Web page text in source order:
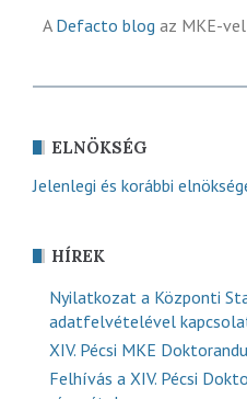
A Defacto blog az MKE-
ELNÖKSÉG
Jelenlegi és korábbi
HÍREK
Nyilatkozat a Központi
adatfelvételével
XIV. Pécsi MKE
Felhívás a XIV. Pécsi